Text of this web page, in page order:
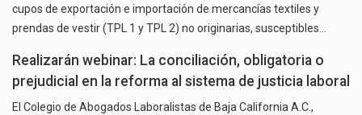
cupos de exportación e importación de mercancías textiles y
prendas de vestir (TPL 1 y TPL 2) no originarias, susceptibles…
Realizarán webinar: La conciliación, obligatoria o
prejudicial en la reforma al sistema de justicia laboral
El Colegio de Abogados Laboralistas de Baja California A.C.,